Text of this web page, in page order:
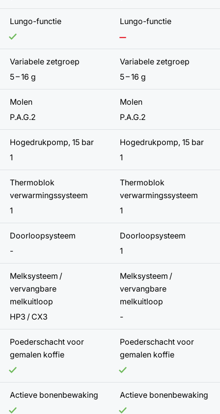
Lungo-functie Lungo-functie
Variabele zetgroep
5 – 16 g
Variabele zetgroep
5 – 16 g
Molen
P.A.G.2
Molen
P.A.G.2
Hogedrukpomp, 15 bar
1
Hogedrukpomp, 15 bar
1
Thermoblok
verwarmingssysteem
1
Thermoblok
verwarmingssysteem
1
Doorloopsysteem
-
Doorloopsysteem
1
Melksysteem /
vervangbare
melkuitloop
HP3 / CX3
Melksysteem /
vervangbare
melkuitloop
-
Poederschacht voor
gemalen koffie
Poederschacht voor
gemalen koffie
Actieve bonenbewaking Actieve bonenbewaking